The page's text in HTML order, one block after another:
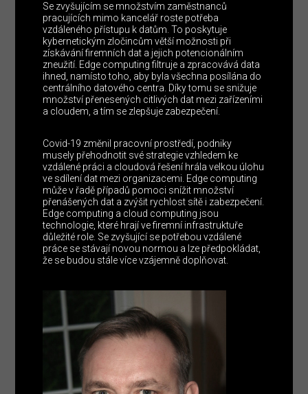
Se zvyšujícím se množstvím zaměstnanců
pracujících mimo kancelář roste potřeba
vzdáleného přístupu k datům. To poskytuje
kybernetickým zločincům větší možnosti při
získávání firemních dat a jejich potencionálním
zneužití. Edge computing filtruje a zpracovává data
ihned, namísto toho, aby byla všechna posílána do
centrálního datového centra. Díky tomu se snižuje
množství přenesených citlivých dat mezi zařízeními
a cloudem, a tím se zlepšuje zabezpečení.
Covid-19 změnil pracovní prostředí, podniky
musely přehodnotit své strategie vzhledem ke
vzdálené práci a cloudová řešení hrála velkou úlohu
ve sdílení dat mezi organizacemi. Edge computing
může v řadě případů pomoci snížit množství
přenášených dat a zvýšit rychlost sítě i zabezpečení.
Edge computing a cloud computing jsou
technologie, které hrají ve firemní infrastruktuře
důležité role. Se zvyšující se potřebou vzdálené
práce se stávají novou normou a lze předpokládat,
že se budou stále více vzájemně doplňovat.